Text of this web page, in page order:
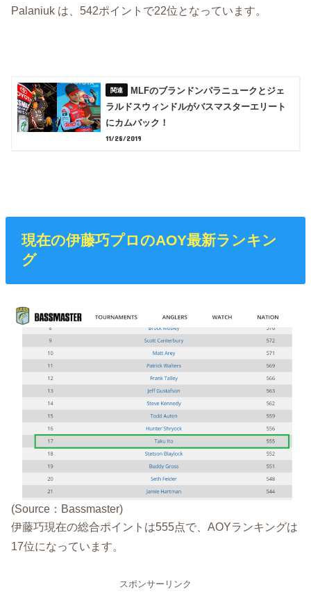
Palaniuk は、542ポイントで22位となっています。
MLFのブランドンパラニュークとジェ
ラルドスウィンドルがバスマスターエリート
にカムバック！
11/28/2019
現在の伊藤巧プロのAOY最新ランキン
グ
(Source：Bassmaster)
伊藤巧現在の総合ポイントは555点で、AOYランキングは
17位になっています。
スポンサーリンク